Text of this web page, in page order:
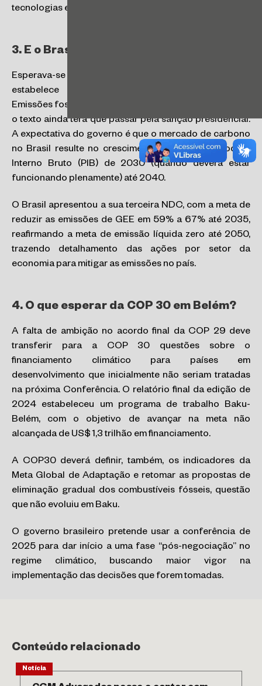
tecnologias etc.
3. E o Brasil nesse contexto?
Esperava-se que o Projeto de Lei (PL 182/24) que
estabelece o Sistema Brasileiro de Comércio de
Emissões fosse aprovado antes da COP 29, no entanto,
o texto ainda terá que passar pela sanção presidencial.
A expectativa do governo é que o mercado de carbono
no Brasil resulte no crescimento de 5,8% do Produto
Interno Bruto (PIB) de 2030 (quando deverá estar
funcionando plenamente) até 2040.
O Brasil apresentou a sua terceira NDC, com a meta de
reduzir as emissões de GEE em 59% a 67% até 2035,
reafirmando a meta de emissão líquida zero até 2050,
trazendo detalhamento das ações por setor da
economia para mitigar as emissões no país.
4. O que esperar da COP 30 em Belém?
A falta de ambição no acordo final da COP 29 deve
transferir para a COP 30 questões sobre o
financiamento climático para países em
desenvolvimento que inicialmente não seriam tratadas
na próxima Conferência. O relatório final da edição de
2024 estabeleceu um programa de trabalho Baku-
Belém, com o objetivo de avançar na meta não
alcançada de US$ 1,3 trilhão em financiamento.
A COP30 deverá definir, também, os indicadores da
Meta Global de Adaptação e retomar as propostas de
eliminação gradual dos combustíveis fósseis, questão
que não evoluiu em Baku.
O governo brasileiro pretende usar a conferência de
2025 para dar início a uma fase “pós-negociação” no
regime climático, buscando maior vigor na
implementação das decisões que forem tomadas.
Conteúdo relacionado
Notícia